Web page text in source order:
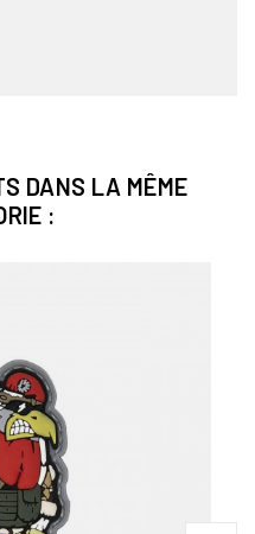
DANS LA MÊME
: